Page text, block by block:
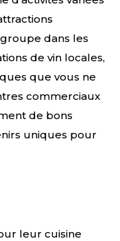
dans les
de vin locales,
que vous ne
commerciaux
de bons
uniques pour
leur cuisine